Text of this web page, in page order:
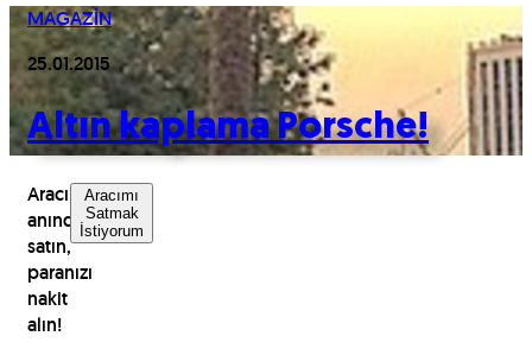
MAGAZİN
25.01.2015
Altın kaplama Porsche!
Aracınızı
anında
satın,
paranızı
nakit
alın!
Aracımı
Satmak
İstiyorum